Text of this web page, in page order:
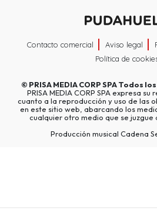
Contacto comercial Aviso legal
Política de
© PRISA MEDIA CORP SPATodos
PRISA MEDIA CORP SPA expresa
cuanto a la reproducción y uso de las
en este sitio web, abarcando los
cualquier otro medio que se
Producción musical Cadena